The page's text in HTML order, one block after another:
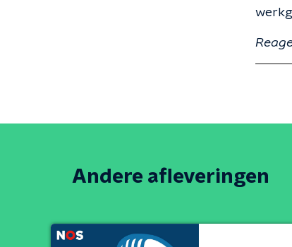
Andere afleveringen